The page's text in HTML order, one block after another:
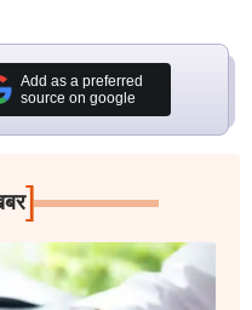
Add as a preferred
source on google
]